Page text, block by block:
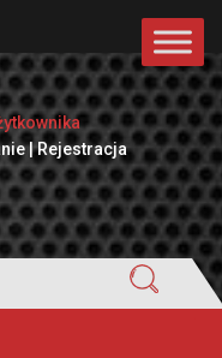
| Rejestracja